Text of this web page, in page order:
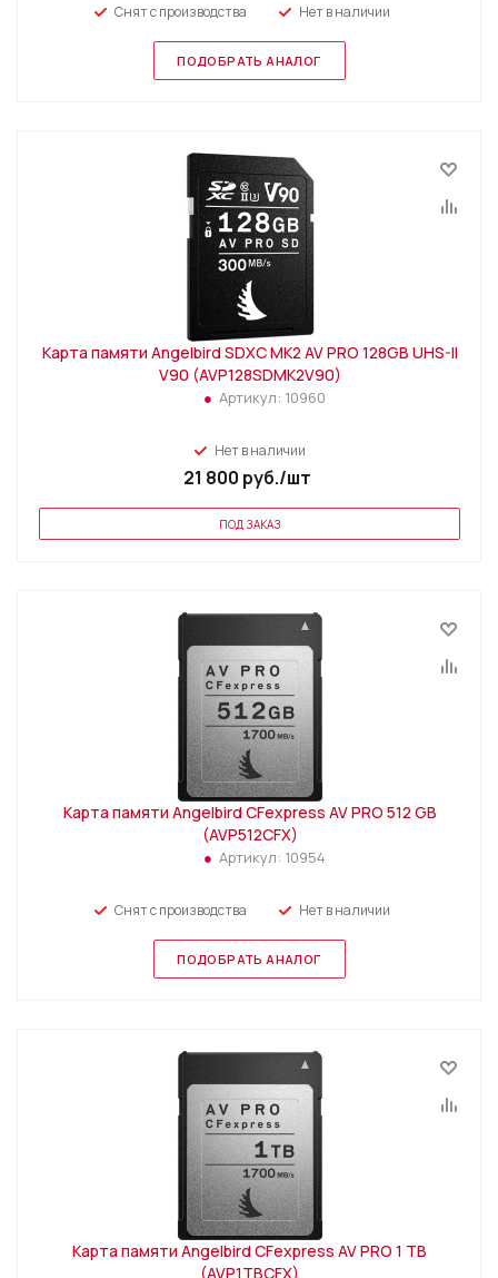
Снят с производства Нет в наличии
ПОДОБРАТЬ АНАЛОГ
Карта памяти Angelbird SDXC MK2 AV PRO 128GB UHS-II
V90 (AVP128SDMK2V90)
Артикул: 10960
Нет в наличии
21 800 руб./шт
ПОД ЗАКАЗ
Карта памяти Angelbird CFexpress AV PRO 512 GB
(AVP512CFX)
Артикул: 10954
Снят с производства Нет в наличии
ПОДОБРАТЬ АНАЛОГ
Карта памяти Angelbird CFexpress AV PRO 1 TB
(AVP1TBCFX)